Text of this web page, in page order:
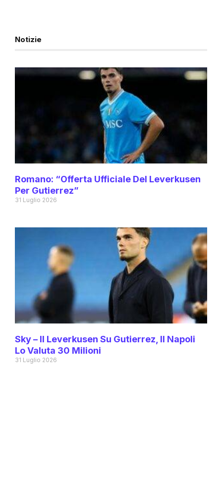
Notizie
Romano: “Offerta Ufficiale Del Leverkusen
Per Gutierrez”
31 Luglio 2026
Sky – Il Leverkusen Su Gutierrez, Il Napoli
Lo Valuta 30 Milioni
31 Luglio 2026